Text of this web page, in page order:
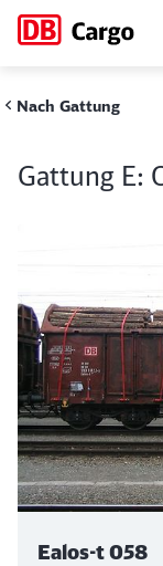
Gattung
Nach Gattung
Gattung E:
Ealos-t 058